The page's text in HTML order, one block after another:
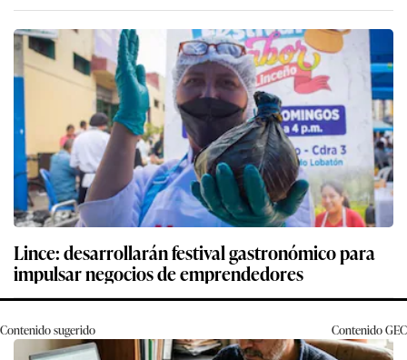
Lince: desarrollarán festival gastronómico para
impulsar negocios de emprendedores
Contenido sugerido ContenidoGEC